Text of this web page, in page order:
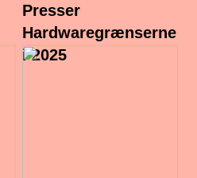
Presser
Hardwaregrænserne
i 2025